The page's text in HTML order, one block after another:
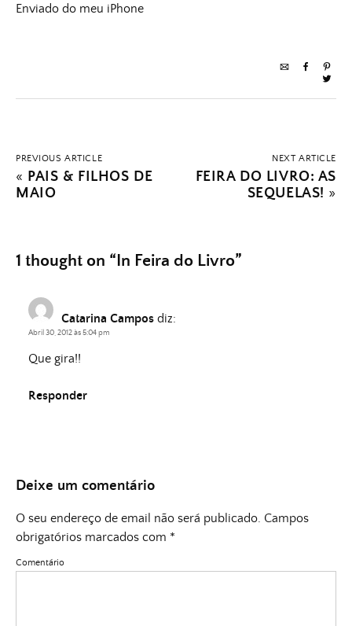
Enviado do meu iPhone
PREVIOUS ARTICLE
« PAIS & FILHOS DE
MAIO
NEXT ARTICLE
FEIRA DO LIVRO: AS
SEQUELAS! »
1 thought on “In Feira do Livro”
Catarina Campos diz:
Abril 30, 2012 às 5:04 pm
Que gira!!
Responder
Deixe um comentário
O seu endereço de email não será publicado. Campos
obrigatórios marcados com *
Comentário